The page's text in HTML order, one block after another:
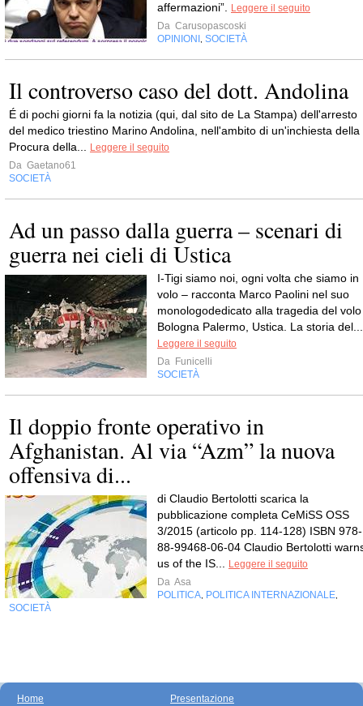
affermazioni”.
Leggere il seguito
Da Carusopascoski
OPINIONI
SOCIETÀ
Il controverso caso del dott. Andolina
É di pochi giorni fa la notizia (qui, dal sito de La Stampa) dell'arresto
del medico triestino Marino Andolina, nell'ambito di un'inchiesta della
Procura della...
Leggere il seguito
Da Gaetano61
SOCIETÀ
Ad un passo dalla guerra – scenari di
guerra nei cieli di Ustica
I-Tigi siamo noi, ogni volta che siamo in
volo – racconta Marco Paolini nel suo
monologodedicato alla tragedia del volo
Bologna Palermo, Ustica. La storia del...
Leggere il seguito
Da Funicelli
SOCIETÀ
Il doppio fronte operativo in
Afghanistan. Al via “Azm” la nuova
offensiva di...
di Claudio Bertolotti scarica la
pubblicazione completa CeMiSS OSS
3/2015 (articolo pp. 114-128) ISBN 978-
88-99468-06-04 Claudio Bertolotti
us of the IS...
Leggere il seguito
Da Asa
POLITICA POLITICA INTERNAZIONALE
SOCIETÀ
Home Presentazione